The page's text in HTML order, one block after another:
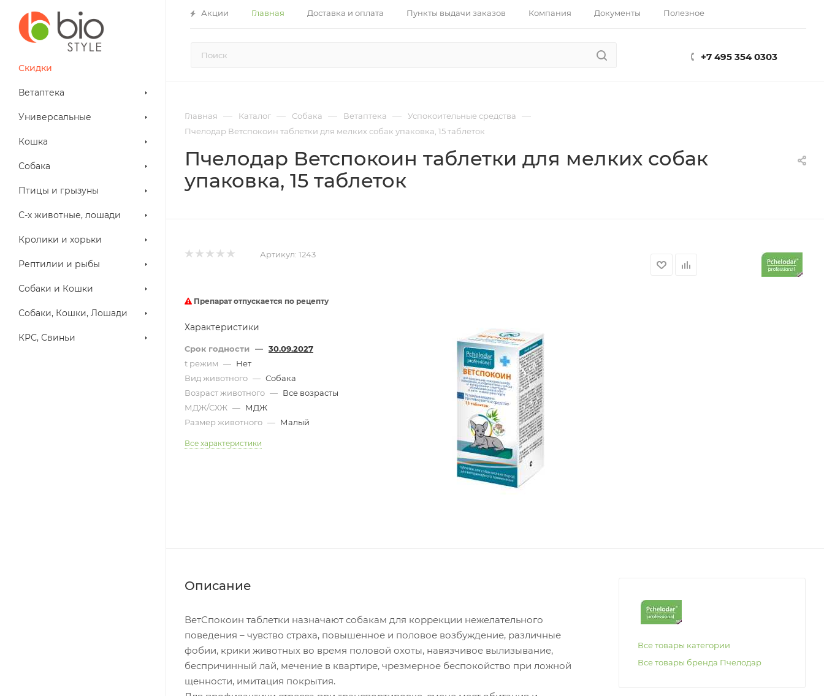
Акции Главная Доставка и оплата Пункты выдачи заказов Компания Документы Полезное
+7 495 354 0303
Скидки
Ветаптека
Универсальные
Кошка
Собака
Птицы и грызуны
С-х животные, лошади
Кролики и хорьки
Рептилии и рыбы
Собаки и Кошки
Собаки, Кошки, Лошади
КРС, Свиньи
Главная — Каталог — Собака — Ветаптека — Успокоительные средства —
Пчелодар Ветспокоин таблетки для мелких собак упаковка, 15 таблеток
Пчелодар Ветспокоин таблетки для мелких собак
упаковка, 15 таблеток
Артикул: 1243
Препарат отпускается по рецепту
Характеристики
Срок годности — 30.09.2027
t режим — Нет
Вид животного — Собака
Возраст животного — Все возрасты
МДЖ/СХЖ — МДЖ
Размер животного — Малый
Все характеристики
Описание
ВетСпокоин таблетки назначают собакам для коррекции нежелательного
поведения – чувство страха, повышенное и половое возбуждение, различные
фобии, крики животных во время половой охоты, навязчивое вылизывание,
беспричинный лай, мечение в квартире, чрезмерное беспокойство при ложной
щенности, имитация покрытия.
Все товары категории
Все товары бренда Пчелодар